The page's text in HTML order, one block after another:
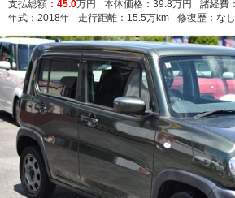
支払総額： 45.0万円 本体価格： 39.8万円 諸経費：
年式： 2018年 走行距離： 15.5万km 修復歴： なし